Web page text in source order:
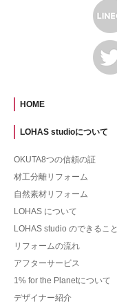
HOME
LOHAS studioについて
OKUTA8つの信頼の証
材工分離リフォーム
自然素材リフォーム
LOHAS について
LOHAS studio のできること
リフォームの流れ
アフターサービス
1% for the Planetについて
デザイナー紹介